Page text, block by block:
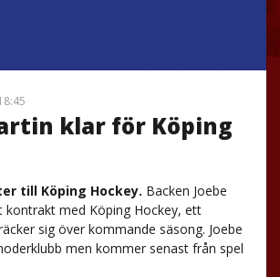
klar för Köping
till Köping Hockey. Backen Joebe
kontrakt med Köping Hockey, ett
sig över kommande säsong. Joebe
men kommer senast från spel